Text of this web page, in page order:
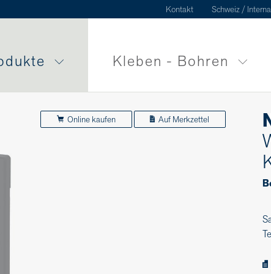
Kontakt Schweiz /
Kleben - Bohren
Online kaufen Auf Merkzettel